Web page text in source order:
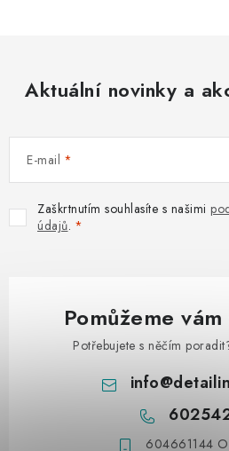
Aktuální novinky a
E-mail
Zaškrtnutím souhlasíte s našimi
údajů.
Pomůžeme
Potřebujete s něčím
info@
604661144